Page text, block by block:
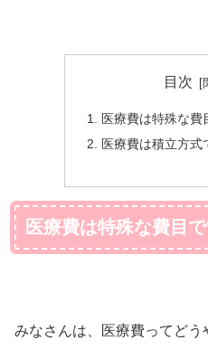
目次
医療費は特殊な費
医療費は積立方式
医療費は特殊な費目
みなさんは、医療費ってどう